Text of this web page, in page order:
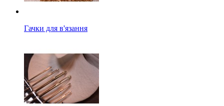
Гачки для в'язання